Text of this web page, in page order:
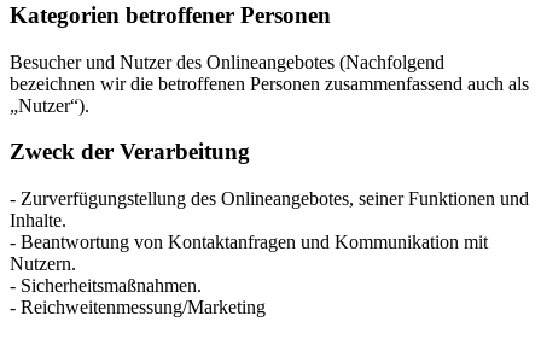
Kategorien betroffener Personen
Besucher und Nutzer des Onlineangebotes (Nachfolgend
bezeichnen wir die betroffenen Personen zusammenfassend auch als
„Nutzer“).
Zweck der Verarbeitung
- Zurverfügungstellung des Onlineangebotes, seiner Funktionen und
Inhalte.
- Beantwortung von Kontaktanfragen und Kommunikation mit
Nutzern.
- Sicherheitsmaßnahmen.
- Reichweitenmessung/Marketing